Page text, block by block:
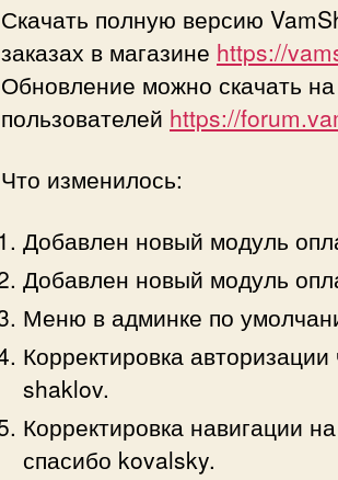
Скачать полную версию
заказах в магазине https://
Обновление можно скачать
пользователей https://
Что изменилось:
Добавлен новый модуль
Добавлен новый модуль
Меню в админке по
Корректировка
shaklov.
Корректировка навигации
спасибо kovalsky.